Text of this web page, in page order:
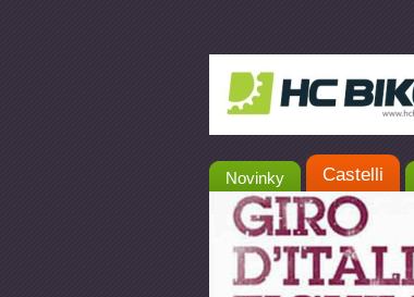
Novinky Castelli